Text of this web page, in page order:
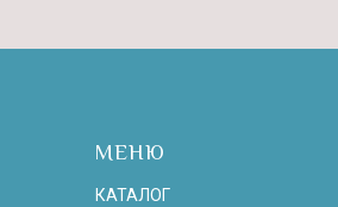
МЕНЮ
КАТАЛОГ